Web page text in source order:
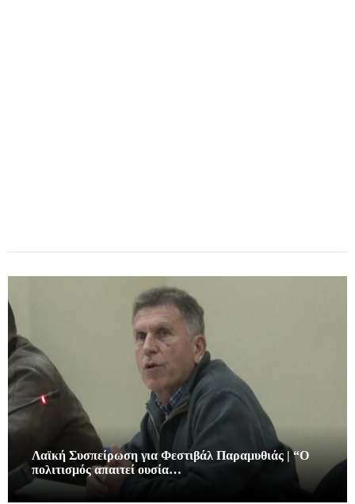
Λαϊκή Συσπείρωση για Φεστιβάλ Παραμυθιάς | “Ο
πολιτισμός απαιτεί ουσία…